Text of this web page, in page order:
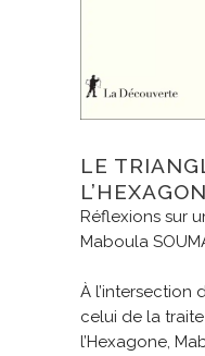
LE
Réflexions sur
Maboula
À l’intersection
celui de la
l’Hexagone,